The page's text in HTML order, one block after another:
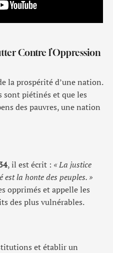
Contre l’Oppression
la prospérité d’une nation.
sont piétinés et que les
des pauvres, une nation
, il est écrit : « La justice
est la honte des peuples. »
opprimés et appelle les
des plus vulnérables.
et établir un